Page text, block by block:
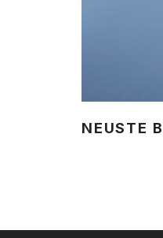
NEUSTE